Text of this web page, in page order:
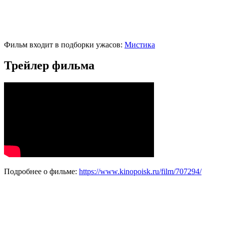
Фильм входит в подборки ужасов: Мистика
Трейлер фильма
Подробнее о фильме: https://www.kinopoisk.ru/film/707294/